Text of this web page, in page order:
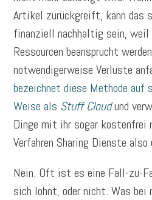
Artikel zurückgreift, kann das
finanziell nachhaltig sein, weil
Ressourcen beansprucht
notwendigerweise Verluste
bezeichnet diese Methode auf
Weise als Stuff Cloudund
Dinge mit ihr sogar kostenfrei
Verfahren Sharing Dienste
Nein. Oft ist es eine Fall-zu-
sich lohnt, oder nicht. Was bei